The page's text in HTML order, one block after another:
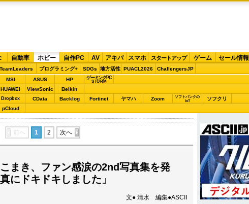
自動車 ホビー 自作PC AV アキバ スマホ スタートアップ ゲーム セール情報
TeamLeaders プログラミング+ SDGs 地方活性 PUACL2026 ChallengersJP
MSI ASUS HP ゲーミングPC
STORM
HUAWEI ViewSonic Belkin
Dropbox CData Backlog Fortinet ヤマハ Zoom
ソフトバンクの
IoT
ソフクリ
pCloud
前へ 1 2 次へ
まき、ファン感涙の2nd写真集を発
にドキドキしました」
文● 清水 編集●ASCII